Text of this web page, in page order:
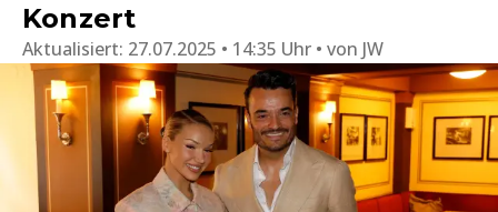
Konzert
Aktualisiert: 27.07.2025 • 14:35 Uhr von JW